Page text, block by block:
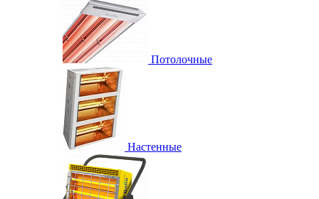
Потолочные
Настенные